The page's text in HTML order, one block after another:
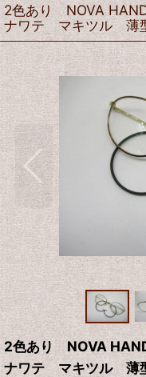
2色あり NOVA
ナワテ マキツル 薄
2色あり NOVA
ナワテ マキツル 薄